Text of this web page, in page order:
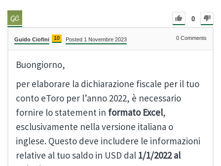
0
Guido Ciofini 10 Posted 1 Novembre 2023 0 Comments
Buongiorno,
per elaborare la dichiarazione fiscale per il tuo
conto eToro per l’anno 2022, è necessario
fornire lo statement in formato Excel,
esclusivamente nella versione italiana o
inglese. Questo deve includere le informazioni
relative al tuo saldo in USD dal 1/1/2022 al